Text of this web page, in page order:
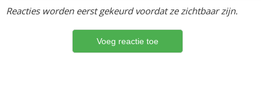
Reacties worden eerst gekeurd voordat ze zichtbaar zijn.